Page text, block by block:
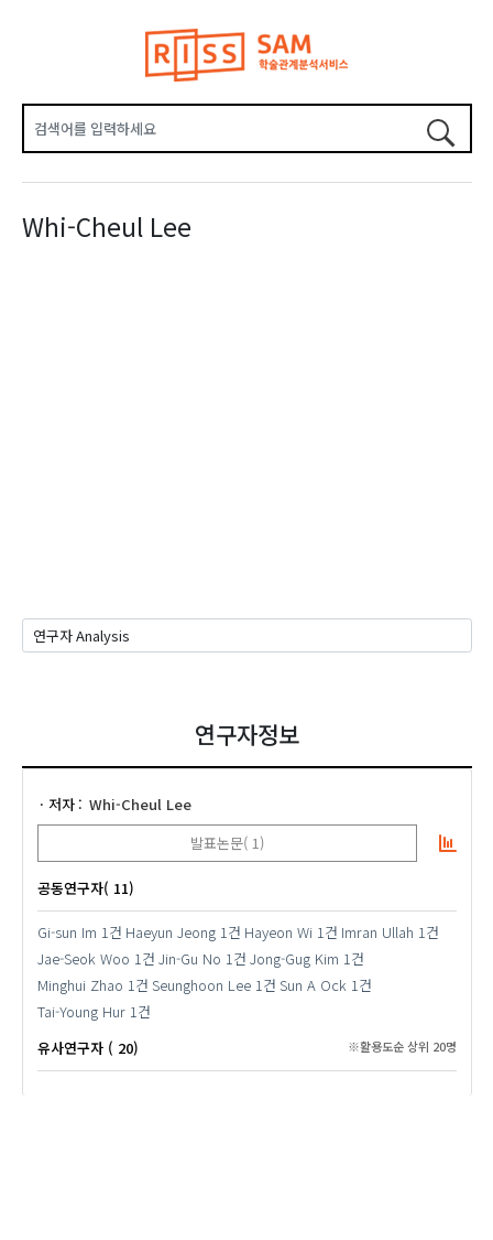
Whi-Cheul Lee
연구자정보
저자
Whi-Cheul Lee
발표논문( 1)
공동연구자( 11)
Gi-sun Im 1건 Haeyun Jeong 1건 Hayeon Wi 1건 Imran Ullah 1건
Jae-Seok Woo 1건 Jin-Gu No 1건 Jong-Gug Kim 1건
Minghui Zhao 1건 Seunghoon Lee 1건 Sun A Ock 1건
Tai-Young Hur 1건
유사연구자 ( 20)
※활용도순 상위 20명